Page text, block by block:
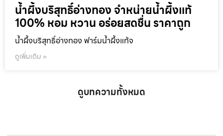
น้ำผึ้งบริสุทธิ์อ่างทอง จำหน่ายน้ำผึ้งแท้
100% หอม หวาน อร่อยสดชื่น ราคาถูก
น้ำผึ้งบริสุทธิ์อ่างทอง ฟาร์มน้ำผึ้งแท้จ
ดูเพิ่มเติม »
ดูบทความทั้งหมด